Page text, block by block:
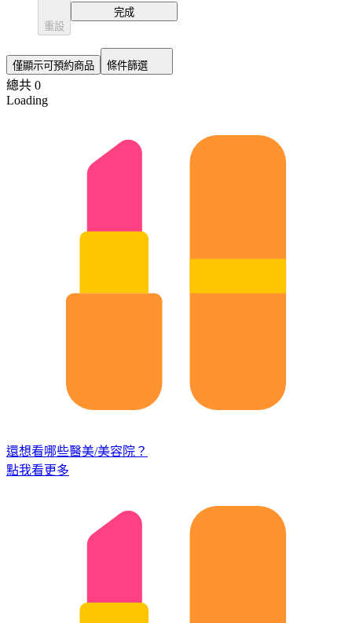
重設
完成
僅顯示可預約商品 條件篩選
總共 0
Loading
還想看哪些醫美/美容院？
點我看更多